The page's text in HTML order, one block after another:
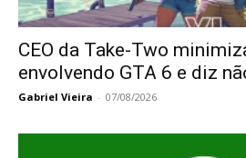
CEO da Take-Two
envolvendo GTA 6 e diz
Gabriel Vieira - 07/08/2026